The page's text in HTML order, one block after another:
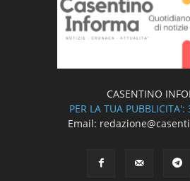
CASENTINO
PER LA TUA
Email: